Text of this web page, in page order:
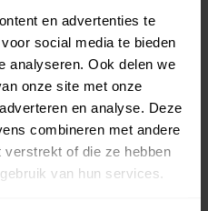
en advertenties te
social media te bieden
analyseren. Ook delen we
onze site met onze
en analyse. Deze
combineren met andere
verstrekt of die ze hebben
van hun services.